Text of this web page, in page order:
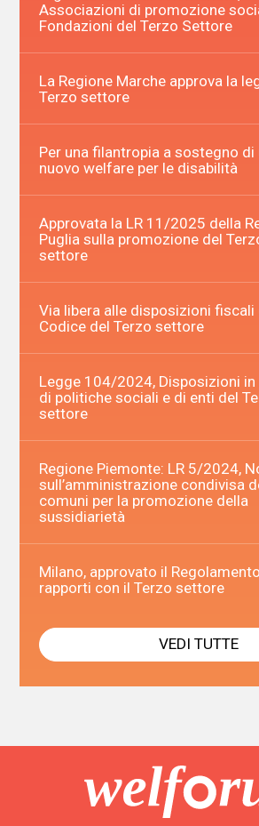
Associazioni di promozione
Fondazioni del Terzo Settore
La Regione Marche approva la
Terzo settore
Per una filantropia a sostegno di
nuovo welfare per le disabilità
Approvata la LR 11/2025 della
Puglia sulla promozione del
settore
Via libera alle disposizioni fiscali
Codice del Terzo settore
Legge 104/2024, Disposizioni in
di politiche sociali e di enti del
settore
Regione Piemonte: LR 5/2024,
sull’amministrazione condivisa
comuni per la promozione della
sussidiarietà
Milano, approvato il
rapporti con il Terzo settore
VEDI TUTTE